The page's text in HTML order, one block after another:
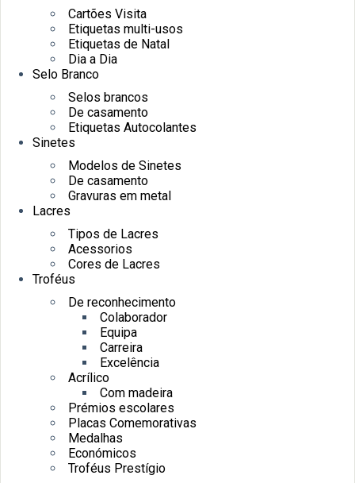
Cartões Visita
Etiquetas multi-usos
Etiquetas de Natal
Dia a Dia
Selo Branco
Selos brancos
De casamento
Etiquetas Autocolantes
Sinetes
Modelos de Sinetes
De casamento
Gravuras em metal
Lacres
Tipos de Lacres
Acessorios
Cores de Lacres
Troféus
De reconhecimento
Colaborador
Equipa
Carreira
Excelência
Acrílico
Com madeira
Prémios escolares
Placas Comemorativas
Medalhas
Económicos
Troféus Prestígio